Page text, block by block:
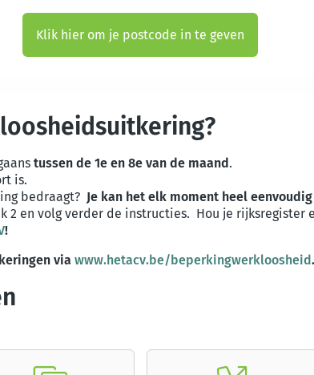
Klik hier om je postcode in te geven
tussen de 1e en 8e van de maand.
is.
bedraagt? Je kan het elk moment heel
2 en volg verder de instructies. Hou je rijksregister
!
via www.hetacv.be/beperkingwerkloosheid